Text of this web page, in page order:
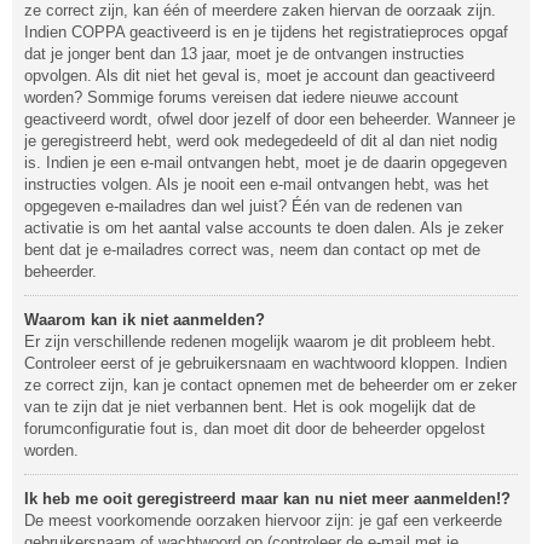
ze correct zijn, kan één of meerdere zaken hiervan de oorzaak zijn.
Indien COPPA geactiveerd is en je tijdens het registratieproces opgaf
dat je jonger bent dan 13 jaar, moet je de ontvangen instructies
opvolgen. Als dit niet het geval is, moet je account dan geactiveerd
worden? Sommige forums vereisen dat iedere nieuwe account
geactiveerd wordt, ofwel door jezelf of door een beheerder. Wanneer je
je geregistreerd hebt, werd ook medegedeeld of dit al dan niet nodig
is. Indien je een e-mail ontvangen hebt, moet je de daarin opgegeven
instructies volgen. Als je nooit een e-mail ontvangen hebt, was het
opgegeven e-mailadres dan wel juist? Één van de redenen van
activatie is om het aantal valse accounts te doen dalen. Als je zeker
bent dat je e-mailadres correct was, neem dan contact op met de
beheerder.
Waarom kan ik niet aanmelden?
Er zijn verschillende redenen mogelijk waarom je dit probleem hebt.
Controleer eerst of je gebruikersnaam en wachtwoord kloppen. Indien
ze correct zijn, kan je contact opnemen met de beheerder om er zeker
van te zijn dat je niet verbannen bent. Het is ook mogelijk dat de
forumconfiguratie fout is, dan moet dit door de beheerder opgelost
worden.
Ik heb me ooit geregistreerd maar kan nu niet meer aanmelden!?
De meest voorkomende oorzaken hiervoor zijn: je gaf een verkeerde